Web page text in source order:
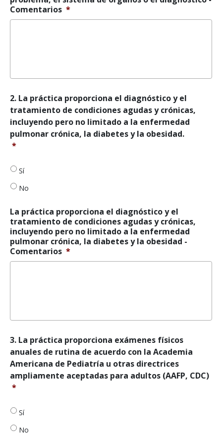
con
cualquier
salud
diagnosticado
y
no
limitado
por
el
del
el
de
órganos
o
el
diagnóstico. *
Comentarios *
2.
La
práctica
proporciona
el
diagnóstico
el
tratamiento
de
agudas
y
crónicas,
incluyendo
pero
no
limitado
diabetes
y
la
obesidad. *
2. La práctica proporciona el diagnóstico y el
tratamiento de condiciones agudas y crónicas,
incluyendo pero no limitado a la enfermedad
pulmonar crónica, la diabetes y la obesidad.
*
Sí
No
La práctica proporciona el diagnóstico y el
tratamiento de condiciones agudas y crónicas,
incluyendo pero no limitado a la enfermedad
pulmonar crónica, la diabetes y la obesidad -
Comentarios *
3.
La
práctica
proporciona
exámenes
físicos
de
rutina
de
3. La práctica proporciona exámenes físicos
anuales de rutina de acuerdo con la Academia
Americana de Pediatría u otras directrices
ampliamente aceptadas para adultos (AAFP, CDC)
*
Sí
No